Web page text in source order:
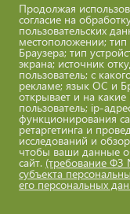
Все
Creative
Продолжая
согласие на
пользовательских
местоположении;
Браузера; тип
экрана; источник
пользователь; с
рекламе; язык ОС и
открывает и на
пользователь; ip-
функционирования
ретаргетинга и
исследований и
чтобы ваши данные
сайт. (требование
субъекта
его персональных